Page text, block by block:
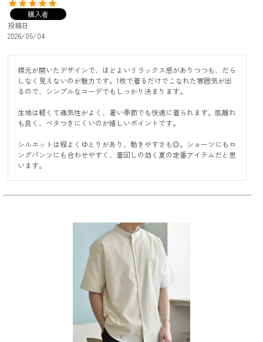
購入者
投稿日
2026/05/04
襟元が開いたデザインで、ほどよいリラックス感がありつつも、だら
しなく見えないのが魅力です。1枚で着るだけでこなれた雰囲気が出
るので、シンプルなコーデでもしっかり決まります。
生地は軽くて通気性がよく、暑い季節でも快適に着られます。肌離れ
も良く、ベタつきにくいのが嬉しいポイントです。
シルエットは程よくゆとりがあり、動きやすさも◎。ショーツにもロ
ングパンツにも合わせやすく、着回しの効く夏の定番アイテムだと思
います。